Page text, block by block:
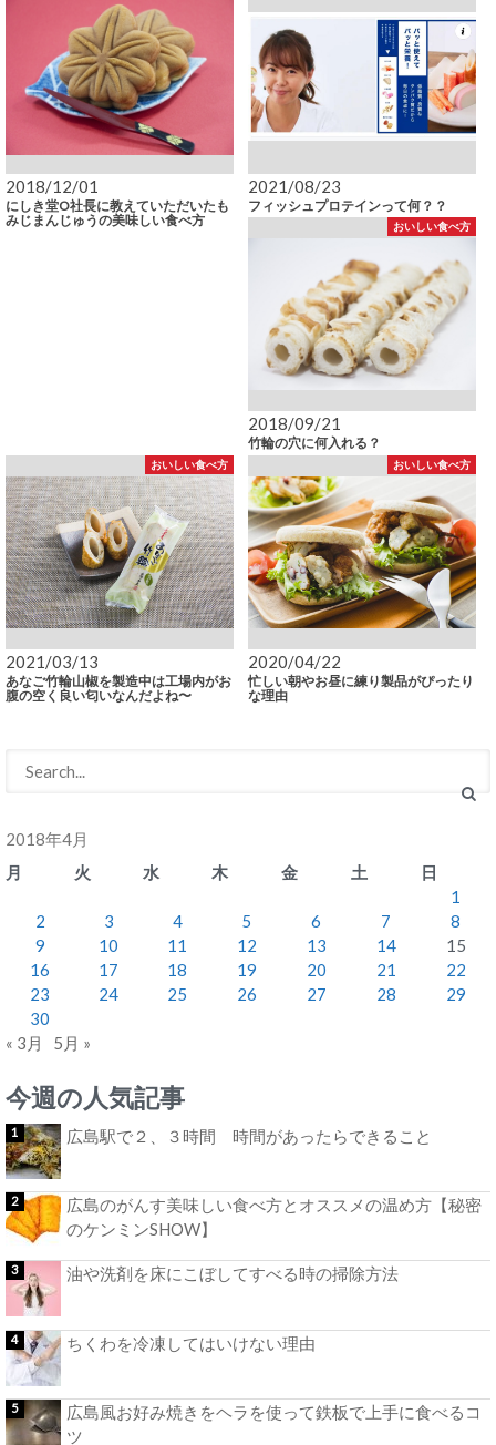
2018/12/01
にしき堂O社長に教えていただいたも
みじまんじゅうの美味しい食べ方
2021/08/23
フィッシュプロテインって何？？
おいしい食べ方
2018/09/21
竹輪の穴に何入れる？
おいしい食べ方
2021/03/13
あなご竹輪山椒を製造中は工場内がお
腹の空く良い匂いなんだよね〜
おいしい食べ方
2020/04/22
忙しい朝やお昼に練り製品がぴったり
な理由
2018年4月
月
火 水 木 金 土
日
1
2
3 4 5 6 7
8
9
10 11 12 13 14
15
16
17 18 19 20 21
22
23
24 25 26 27 28
29
30
« 3月
5月 »
今週の人気記事
広島駅で２、３時間 時間があったらできること
広島のがんす美味しい食べ方とオススメの温め方【秘密
のケンミンSHOW】
油や洗剤を床にこぼしてすべる時の掃除方法
ちくわを冷凍してはいけない理由
広島風お好み焼きをヘラを使って鉄板で上手に食べるコ
ツ